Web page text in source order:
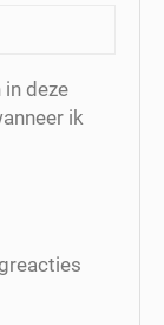
in deze
ik